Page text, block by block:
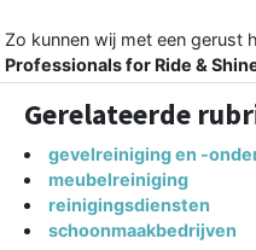
Zo kunnen wij met een gerust
Professionals for Ride &
Gerelateerde
gevelreiniging en -
meubelreiniging
reinigingsdiensten
schoonmaakbedrijven